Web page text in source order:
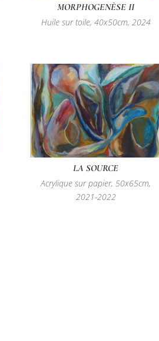
MORPHOGENÈSE II
Huile sur toile, 40x50cm, 2024
LA SOURCE
Acrylique sur papier, 50x65cm,
2021-2022